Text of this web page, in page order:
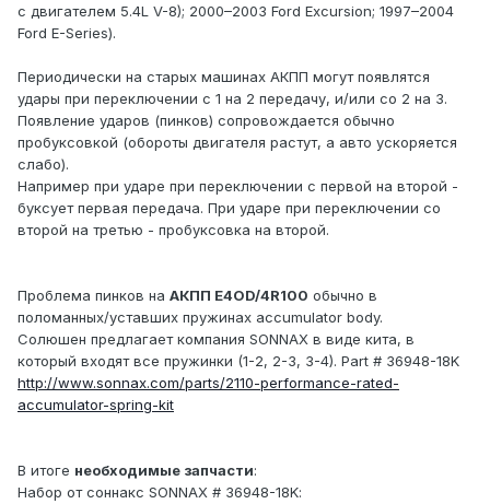
с двигателем 5.4L V-8); 2000–2003 Ford Excursion; 1997–2004
Ford E-Series).
Периодически на старых машинах АКПП могут появлятся
удары при переключении с 1 на 2 передачу, и/или со 2 на 3.
Появление ударов (пинков) сопровождается обычно
пробуксовкой (обороты двигателя растут, а авто ускоряется
слабо).
Например при ударе при переключении с первой на второй -
буксует первая передача. При ударе при переключении со
второй на третью - пробуксовка на второй.
Проблема пинков на АКПП E4OD/4R100 обычно в
поломанных/уставших пружинах accumulator body.
Солюшен предлагает компания SONNAX в виде кита, в
который входят все пружинки (1-2, 2-3, 3-4). Part # 36948-18K
http://www.sonnax.com/parts/2110-performance-rated-
accumulator-spring-kit
В итоге необходимые запчасти:
Набор от соннакс SONNAX # 36948-18K: